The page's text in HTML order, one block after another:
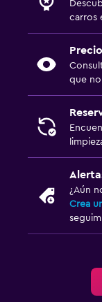
carros
que no
¿Aún
Crea